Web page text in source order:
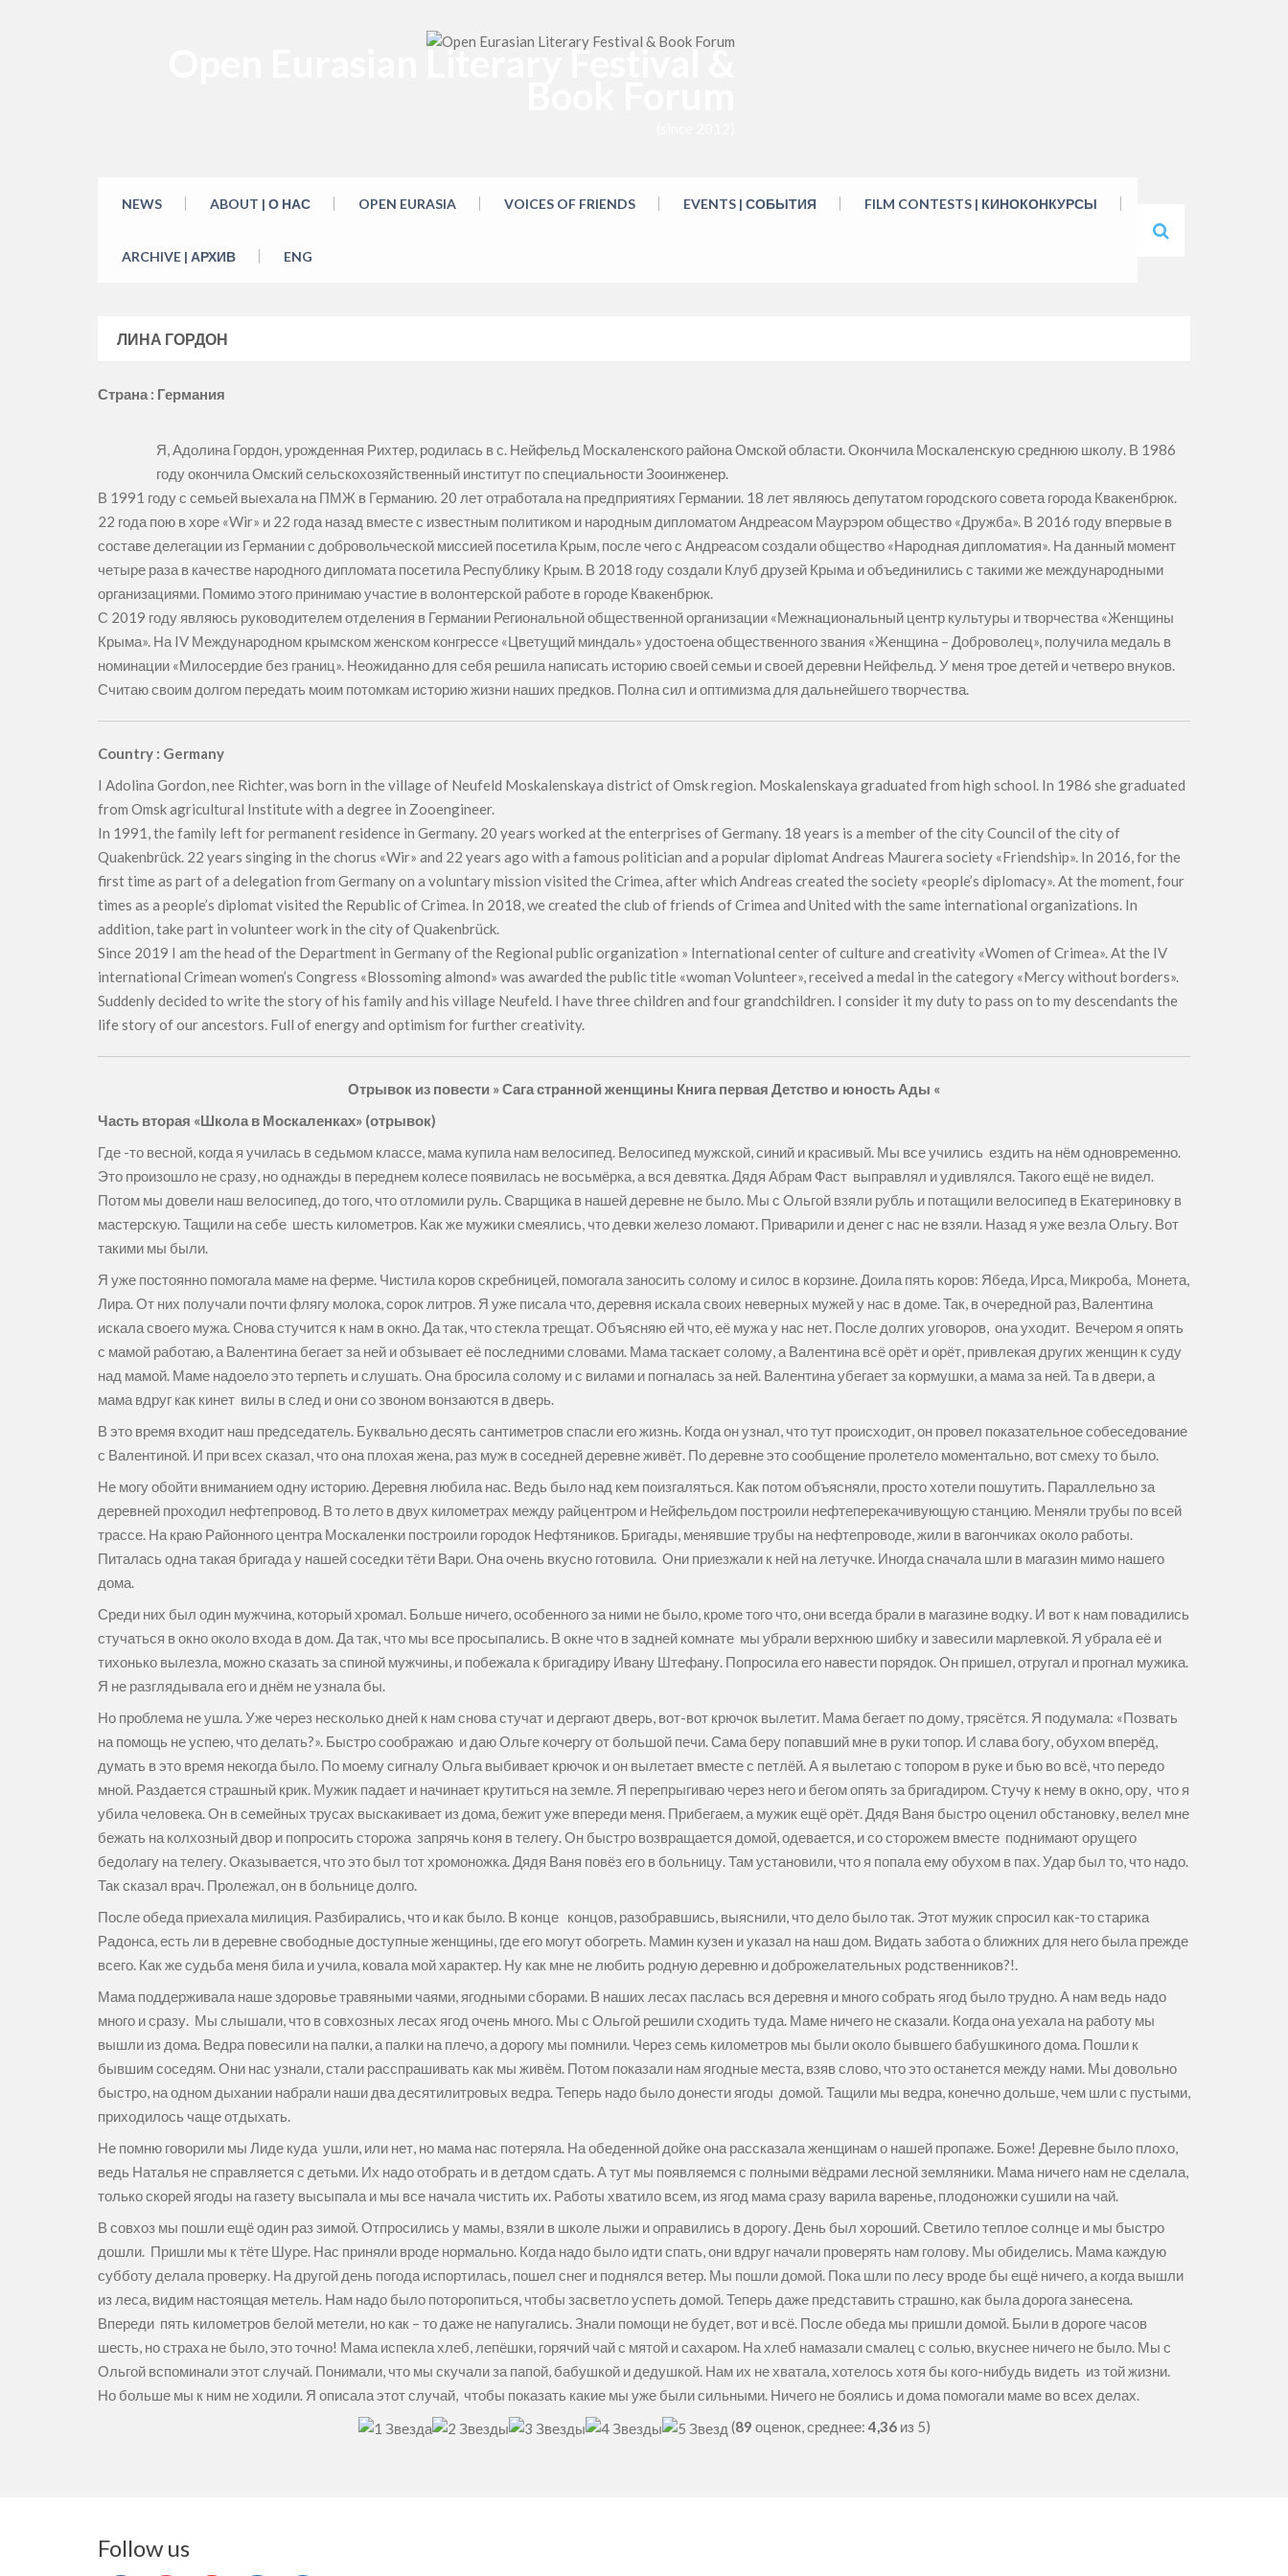
Open Eurasian Literary Festival &
NEWS ABOUT | О НАС OPEN EURASIA VOICES OF FRIENDS EVENTS | СОБЫТИЯ FILM CONTESTS | КИНОКОНКУРСЫ
ARCHIVE | АРХИВ ENG
ЛИНА ГОРДОН
Страна : Германия
Я, Адолина Гордон, урожденная Рихтер, родилась в с. Нейфельд Москаленского района Омской области. Окончила Москаленскую среднюю школу. В 1986
году окончила Омский сельскохозяйственный институт по специальности Зооинженер.
В 1991 году с семьей выехала на ПМЖ в Германию. 20 лет отработала на предприятиях Германии. 18 лет являюсь депутатом городского совета города Квакенбрюк.
22 года пою в хоре «Wir» и 22 года назад вместе с известным политиком и народным дипломатом Андреасом Маурэром общество «Дружба». В 2016 году впервые в
составе делегации из Германии с добровольческой миссией посетила Крым, после чего с Андреасом создали общество «Народная дипломатия». На данный момент
четыре раза в качестве народного дипломата посетила Республику Крым. В 2018 году создали Клуб друзей Крыма и объединились с такими же международными
организациями. Помимо этого принимаю участие в волонтерской работе в городе Квакенбрюк.
С 2019 году являюсь руководителем отделения в Германии Региональной общественной организации «Межнациональный центр культуры и творчества «Женщины
Крыма». На IV Международном крымском женском конгрессе «Цветущий миндаль» удостоена общественного звания «Женщина – Доброволец», получила медаль в
номинации «Милосердие без границ». Неожиданно для себя решила написать историю своей семьи и своей деревни Нейфельд. У меня трое детей и четверо внуков.
Считаю своим долгом передать моим потомкам историю жизни наших предков. Полна сил и оптимизма для дальнейшего творчества.
Country : Germany
I Adolina Gordon, nee Richter, was born in the village of Neufeld Moskalenskaya district of Omsk region. Moskalenskaya graduated from high school. In 1986 she graduated
from Omsk agricultural Institute with a degree in Zooengineer.
In 1991, the family left for permanent residence in Germany. 20 years worked at the enterprises of Germany. 18 years is a member of the city Council of the city of
Quakenbrück. 22 years singing in the chorus «Wir» and 22 years ago with a famous politician and a popular diplomat Andreas Maurera society «Friendship». In 2016, for the
first time as part of a delegation from Germany on a voluntary mission visited the Crimea, after which Andreas created the society «people’s diplomacy». At the moment, four
times as a people’s diplomat visited the Republic of Crimea. In 2018, we created the club of friends of Crimea and United with the same international organizations. In
addition, take part in volunteer work in the city of Quakenbrück.
Since 2019 I am the head of the Department in Germany of the Regional public organization » International center of culture and creativity «Women of Crimea». At the IV
international Crimean women’s Congress «Blossoming almond» was awarded the public title «woman Volunteer», received a medal in the category «Mercy without borders».
Suddenly decided to write the story of his family and his village Neufeld. I have three children and four grandchildren. I consider it my duty to pass on to my descendants the
life story of our ancestors. Full of energy and optimism for further creativity.
Отрывок из повести » Сага странной женщины Книга первая Детство и юность Ады «
Часть вторая «Школа в Москаленках» (отрывок)
Где -то весной, когда я училась в седьмом классе, мама купила нам велосипед. Велосипед мужской, синий и красивый. Мы все учились ездить на нём одновременно.
Это произошло не сразу, но однажды в переднем колесе появилась не восьмёрка, а вся девятка. Дядя Абрам Фаст выправлял и удивлялся. Такого ещё не видел.
Потом мы довели наш велосипед, до того, что отломили руль. Сварщика в нашей деревне не было. Мы с Ольгой взяли рубль и потащили велосипед в Екатериновку в
мастерскую. Тащили на себе шесть километров. Как же мужики смеялись, что девки железо ломают. Приварили и денег с нас не взяли. Назад я уже везла Ольгу. Вот
такими мы были.
Я уже постоянно помогала маме на ферме. Чистила коров скребницей, помогала заносить солому и силос в корзине. Доила пять коров: Ябеда, Ирса, Микроба, Монета,
Лира. От них получали почти флягу молока, сорок литров. Я уже писала что, деревня искала своих неверных мужей у нас в доме. Так, в очередной раз, Валентина
искала своего мужа. Снова стучится к нам в окно. Да так, что стекла трещат. Объясняю ей что, её мужа у нас нет. После долгих уговоров, она уходит. Вечером я опять
с мамой работаю, а Валентина бегает за ней и обзывает её последними словами. Мама таскает солому, а Валентина всё орёт и орёт, привлекая других женщин к суду
над мамой. Маме надоело это терпеть и слушать. Она бросила солому и с вилами и погналась за ней. Валентина убегает за кормушки, а мама за ней. Та в двери, а
мама вдруг как кинет вилы в след и они со звоном вонзаются в дверь.
В это время входит наш председатель. Буквально десять сантиметров спасли его жизнь. Когда он узнал, что тут происходит, он провел показательное собеседование
с Валентиной. И при всех сказал, что она плохая жена, раз муж в соседней деревне живёт. По деревне это сообщение пролетело моментально, вот смеху то было.
Не могу обойти вниманием одну историю. Деревня любила нас. Ведь было над кем поизгаляться. Как потом объясняли, просто хотели пошутить. Параллельно за
деревней проходил нефтепровод. В то лето в двух километрах между райцентром и Нейфельдом построили нефтеперекачивующую станцию. Меняли трубы по всей
трассе. На краю Районного центра Москаленки построили городок Нефтяников. Бригады, менявшие трубы на нефтепроводе, жили в вагончиках около работы.
Питалась одна такая бригада у нашей соседки тёти Вари. Она очень вкусно готовила. Они приезжали к ней на летучке. Иногда сначала шли в магазин мимо нашего
дома.
Среди них был один мужчина, который хромал. Больше ничего, особенного за ними не было, кроме того что, они всегда брали в магазине водку. И вот к нам повадились
стучаться в окно около входа в дом. Да так, что мы все просыпались. В окне что в задней комнате мы убрали верхнюю шибку и завесили марлевкой. Я убрала её и
тихонько вылезла, можно сказать за спиной мужчины, и побежала к бригадиру Ивану Штефану. Попросила его навести порядок. Он пришел, отругал и прогнал мужика.
Я не разглядывала его и днём не узнала бы.
Но проблема не ушла. Уже через несколько дней к нам снова стучат и дергают дверь, вот-вот крючок вылетит. Мама бегает по дому, трясётся. Я подумала: «Позвать
на помощь не успею, что делать?». Быстро соображаю и даю Ольге кочергу от большой печи. Сама беру попавший мне в руки топор. И слава богу, обухом вперёд,
думать в это время некогда было. По моему сигналу Ольга выбивает крючок и он вылетает вместе с петлёй. А я вылетаю с топором в руке и бью во всё, что передо
мной. Раздается страшный крик. Мужик падает и начинает крутиться на земле. Я перепрыгиваю через него и бегом опять за бригадиром. Стучу к нему в окно, ору, что я
убила человека. Он в семейных трусах выскакивает из дома, бежит уже впереди меня. Прибегаем, а мужик ещё орёт. Дядя Ваня быстро оценил обстановку, велел мне
бежать на колхозный двор и попросить сторожа запрячь коня в телегу. Он быстро возвращается домой, одевается, и со сторожем вместе поднимают орущего
бедолагу на телегу. Оказывается, что это был тот хромоножка. Дядя Ваня повёз его в больницу. Там установили, что я попала ему обухом в пах. Удар был то, что надо.
Так сказал врач. Пролежал, он в больнице долго.
После обеда приехала милиция. Разбирались, что и как было. В конце концов, разобравшись, выяснили, что дело было так. Этот мужик спросил как-то старика
Радонса, есть ли в деревне свободные доступные женщины, где его могут обогреть. Мамин кузен и указал на наш дом. Видать забота о ближних для него была прежде
всего. Как же судьба меня била и учила, ковала мой характер. Ну как мне не любить родную деревню и доброжелательных родственников?!.
Мама поддерживала наше здоровье травяными чаями, ягодными сборами. В наших лесах паслась вся деревня и много собрать ягод было трудно. А нам ведь надо
много и сразу. Мы слышали, что в совхозных лесах ягод очень много. Мы с Ольгой решили сходить туда. Маме ничего не сказали. Когда она уехала на работу мы
вышли из дома. Ведра повесили на палки, а палки на плечо, а дорогу мы помнили. Через семь километров мы были около бывшего бабушкиного дома. Пошли к
бывшим соседям. Они нас узнали, стали расспрашивать как мы живём. Потом показали нам ягодные места, взяв слово, что это останется между нами. Мы довольно
быстро, на одном дыхании набрали наши два десятилитровых ведра. Теперь надо было донести ягоды домой. Тащили мы ведра, конечно дольше, чем шли с пустыми,
приходилось чаще отдыхать.
Не помню говорили мы Лиде куда ушли, или нет, но мама нас потеряла. На обеденной дойке она рассказала женщинам о нашей пропаже. Боже! Деревне было плохо,
ведь Наталья не справляется с детьми. Их надо отобрать и в детдом сдать. А тут мы появляемся с полными вёдрами лесной земляники. Мама ничего нам не сделала,
только скорей ягоды на газету высыпала и мы все начала чистить их. Работы хватило всем, из ягод мама сразу варила варенье, плодоножки сушили на чай.
В совхоз мы пошли ещё один раз зимой. Отпросились у мамы, взяли в школе лыжи и оправились в дорогу. День был хороший. Светило теплое солнце и мы быстро
дошли. Пришли мы к тёте Шуре. Нас приняли вроде нормально. Когда надо было идти спать, они вдруг начали проверять нам голову. Мы обиделись. Мама каждую
субботу делала проверку. На другой день погода испортилась, пошел снег и поднялся ветер. Мы пошли домой. Пока шли по лесу вроде бы ещё ничего, а когда вышли
из леса, видим настоящая метель. Нам надо было поторопиться, чтобы засветло успеть домой. Теперь даже представить страшно, как была дорога занесена.
Впереди пять километров белой метели, но как – то даже не напугались. Знали помощи не будет, вот и всё. После обеда мы пришли домой. Были в дороге часов
шесть, но страха не было, это точно! Мама испекла хлеб, лепёшки, горячий чай с мятой и сахаром. На хлеб намазали смалец с солью, вкуснее ничего не было. Мы с
Ольгой вспоминали этот случай. Понимали, что мы скучали за папой, бабушкой и дедушкой. Нам их не хватала, хотелось хотя бы кого-нибудь видеть из той жизни.
Но больше мы к ним не ходили. Я описала этот случай, чтобы показать какие мы уже были сильными. Ничего не боялись и дома помогали маме во всех делах.
(89 оценок, среднее: 4,36из 5)
Follow us